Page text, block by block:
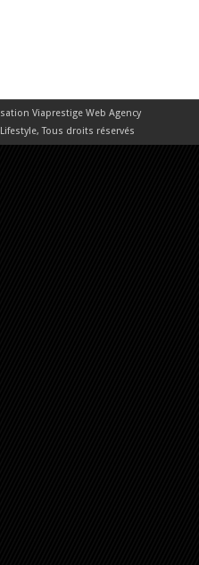
Viaprestige Web Agency
Tous droits réservés